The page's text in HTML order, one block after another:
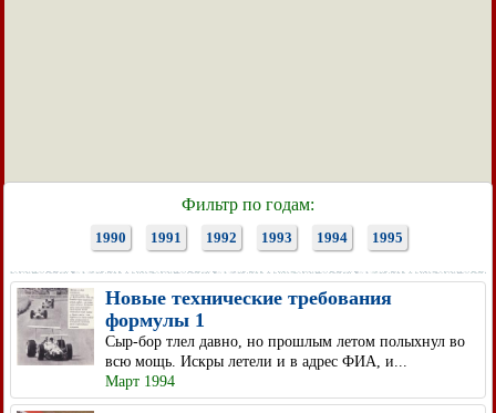
Фильтр по годам:
1990 1991 1992 1993 1994 1995
Новые технические требования
формулы 1
Сыр-бор тлел давно, но прошлым летом полыхнул во
всю мощь. Искры летели и в адрес ФИА, и...
Март 1994